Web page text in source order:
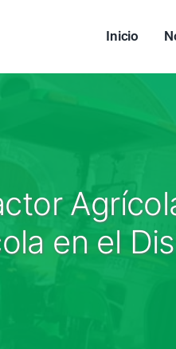
Inicio
en el